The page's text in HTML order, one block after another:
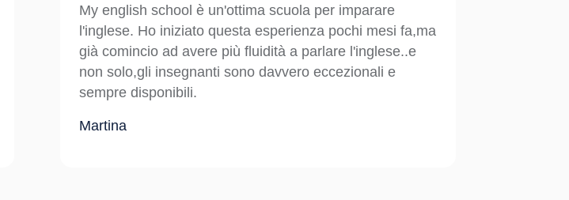
My english school è un'ottima scuola per imparare
l'inglese. Ho iniziato questa esperienza pochi mesi fa,ma
già comincio ad avere più fluidità a parlare l'inglese..e
non solo,gli insegnanti sono davvero eccezionali e
sempre disponibili.
Martina